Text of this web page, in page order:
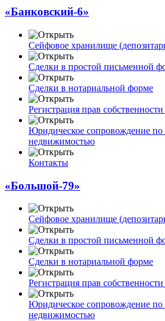
«Банковский-6»
Сейфовое хранилище
Сделки в простой письменной
Сделки в нотариальной форме
Регистрация прав
Юридическое сопровождение по
недвижимостью
Контакты
«Большой-79»
Сейфовое хранилище
Сделки в простой письменной
Сделки в нотариальной форме
Регистрация прав
Юридическое сопровождение по
недвижимостью